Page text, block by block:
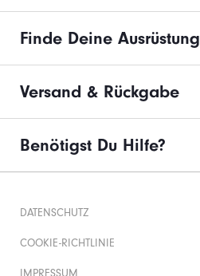
Finde Deine Ausrüstung
Versand & Rückgabe
Benötigst Du Hilfe?
DATENSCHUTZ
COOKIE-RICHTLINIE
IMPRESSUM